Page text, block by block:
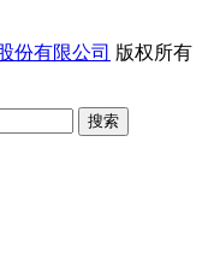
份有限公司 版权所有
搜索